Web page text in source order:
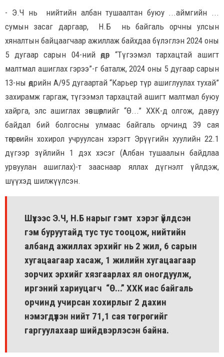
- Э.Ч нь нийтийн албан тушаалтан буюу ...аймгийн ...
сумын засаг даргаар, Н.Б нь байгаль орчны улсын
хяналтын байцаагчаар ажиллаж байхдаа бүлэглэн 2024 оны
5 дугаар сарын 04-ний өдөр “Түгээмэл тархацтай ашигт
малтмал ашиглах гэрээ”-г баталж, 2024 оны 5 дугаар сарын
13-ны өдрийн А/95 дугаартай “Карьер түр ашиглуулах тухай”
захирамж гаргаж, түгээмэл тархацтай ашигт малтмал буюу
хайрга, элс ашиглах зөвшөөрлийг “Ө...” ХХК-д олгож, давуу
байдал бий болгосны улмаас байгаль орчинд 39 сая
төгрөгийн хохирол учруулсан хэрэгт Эрүүгийн хуулийн 22.1
дүгээр зүйлийн 1 дэх хэсэг (Албан тушаалын байдлаа
урвуулан ашиглах)-т зааснаар яллах дүгнэлт үйлдэж,
шүүхэд шилжүүлсэн.
Шүүхээс Э.Ч, Н.Б нарыг гэмт хэрэг үйлдсэн
гэм буруутайд тус тус тооцож, нийтийн
албанд ажиллах эрхийг нь 2 жил, 6 сарын
хугацаагаар хасаж, 1 жилийн хугацаагаар
зорчих эрхийг хязгаарлах ял оногдуулж,
иргэний хариуцагч “Ө...” ХХК иас байгаль
орчинд учирсан хохирлыг 2 дахин
нэмэгдүүлэн нийт 71,1 сая төгрөгийг
гаргуулахаар шийдвэрлэсэн байна.